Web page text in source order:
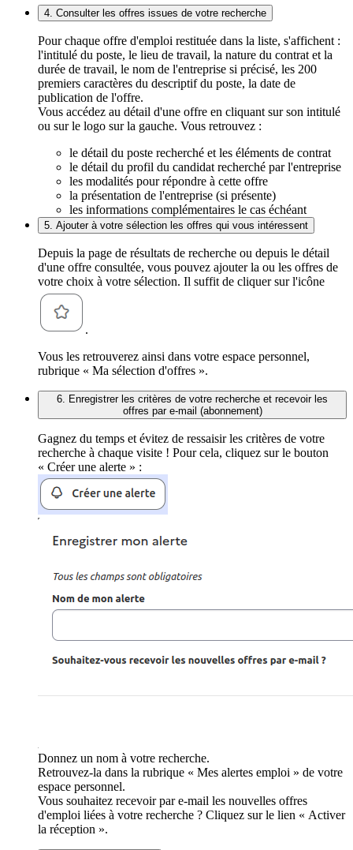
4. Consulter les offres issues de votre recherche
Pour chaque offre d'emploi restituée dans la liste, s'affichent :
l'intitulé du poste, le lieu de travail, la nature du contrat et la
durée de travail, le nom de l'entreprise si précisé, les 200
premiers caractères du descriptif du poste, la date de
publication de l'offre.
Vous accédez au détail d'une offre en cliquant sur son intitulé
ou sur le logo sur la gauche. Vous retrouvez :
le détail du poste recherché et les éléments de contrat
le détail du profil du candidat recherché par l'entreprise
les modalités pour répondre à cette offre
la présentation de l'entreprise (si présente)
les informations complémentaires le cas échéant
5. Ajouter à votre sélection les offres qui vous intéressent
Depuis la page de résultats de recherche ou depuis le détail
d'une offre consultée, vous pouvez ajouter la ou les offres de
votre choix à votre sélection. Il suffit de cliquer sur l'icône
.
Vous les retrouverez ainsi dans votre espace personnel,
rubrique « Ma sélection d'offres ».
6. Enregistrer les critères de votre recherche et recevoir les
offres par e-mail (abonnement)
Gagnez du temps et évitez de ressaisir les critères de votre
recherche à chaque visite ! Pour cela, cliquez sur le bouton
« Créer une alerte » :
Donnez un nom à votre recherche.
Retrouvez-la dans la rubrique « Mes alertes emploi » de votre
espace personnel.
Vous souhaitez recevoir par e-mail les nouvelles offres
d'emploi liées à votre recherche ? Cliquez sur le lien « Activer
la réception ».